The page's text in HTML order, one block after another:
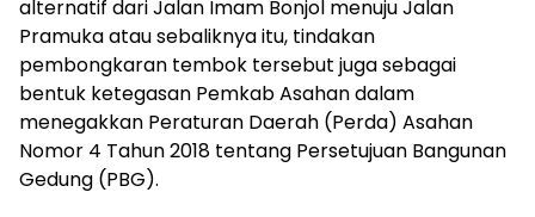
alternatif dari Jalan Imam Bonjol menuju Jalan
Pramuka atau sebaliknya itu, tindakan
pembongkaran tembok tersebut juga sebagai
bentuk ketegasan Pemkab Asahan dalam
menegakkan Peraturan Daerah (Perda) Asahan
Nomor 4 Tahun 2018 tentang Persetujuan Bangunan
Gedung (PBG).